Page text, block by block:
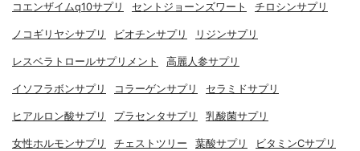
コエンザイムq10サプリ セントジョーンズワート チロシンサプリ
ノコギリヤシサプリ ビオチンサプリ リジンサプリ
レスベラトロールサプリメント 高麗人参サプリ
イソフラボンサプリ コラーゲンサプリ セラミドサプリ
ヒアルロン酸サプリ プラセンタサプリ 乳酸菌サプリ
女性ホルモンサプリ チェストツリー 葉酸サプリ ビタミンCサプリ